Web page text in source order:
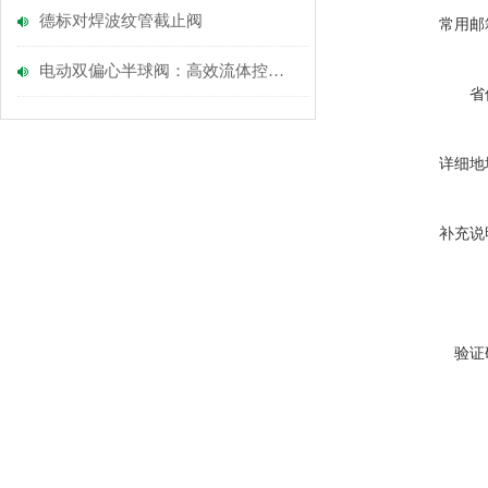
德标对焊波纹管截止阀
电动双偏心半球阀：高效流体控制的智能选择
常用邮
省
详细地
补充说
验证